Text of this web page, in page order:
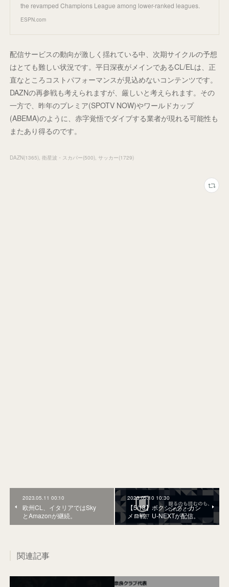
the revamped Champions League among lower-ranked leagues.
ESPN.com
配信サービスの動向が激しく揺れている中、次期サイクルの予想
はとても難しい状況です。平日深夜がメインであるCL/ELは、正
直なところコストパフォーマンスが見込めないコンテンツです。
DAZNの再参戦も考えられますが、厳しいと考えられます。その
一方で、昨年のプレミア(SPOTV NOW)やワールドカップ
(ABEMA)のように、赤字覚悟でダイブする業者が現れる可能性も
またあり得るのです。
DAZN(1365) 衛星波・スカパー(500) サッカー(1729)
2023.05.11 00:10
欧州CL、イタリアではSky
とAmazonが継続。
2023.05.10 10:30
【5/13】ボクシング・カシ
メロ戦、U-NEXTが配信。
関連記事